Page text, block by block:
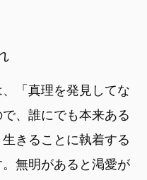
「真理を発見してな
、誰にでも本来ある
きることに執着する
無明があると渇愛が